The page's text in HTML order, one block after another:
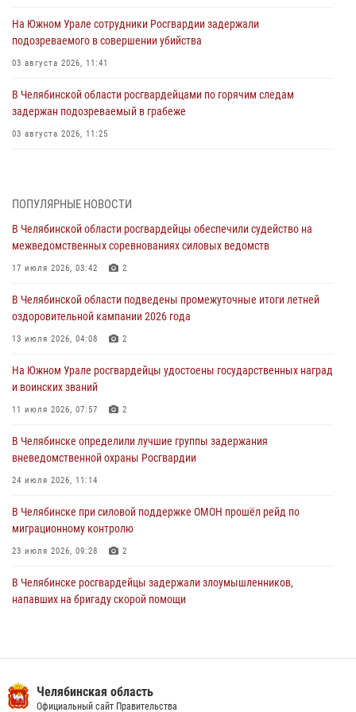
На Южном Урале сотрудники Росгвардии задержали
подозреваемого в совершении убийства
03 августа 2026, 11:41
В Челябинской области росгвардейцами по горячим следам
задержан подозреваемый в грабеже
03 августа 2026, 11:25
03 августа 2026, 09:22 1
Авиация Росгвардии совершила более 250 санитарных вылетов в
Донецкой Народной Республике
31 июля 2026, 11:33
Росгвардия обеспечивает безопасность граждан на южном
направлении
31 июля 2026, 11:32
В Уральском округе Росгвардии состоялось заседание
оперативного штаба
30 июля 2026, 10:53
ПОПУЛЯРНЫЕ НОВОСТИ
В Челябинской области росгвардейцы обеспечили судейство на
межведомственных соревнованиях силовых ведомств
17 июля 2026, 03:42 2
В Челябинской области подведены промежуточные итоги летней
оздоровительной кампании 2026 года
13 июля 2026, 04:08 2
На Южном Урале росгвардейцы удостоены государственных наград
и воинских званий
11 июля 2026, 07:57 2
В Челябинске определили лучшие группы задержания
вневедомственной охраны Росгвардии
24 июля 2026, 11:14
В Челябинске при силовой поддержке ОМОН прошёл рейд по
миграционному контролю
23 июля 2026, 09:28 2
В Челябинске росгвардейцы задержали злоумышленников,
напавших на бригаду скорой помощи
13 июля 2026, 03:02 5
Челябинская область
Официальный сайт Правительства